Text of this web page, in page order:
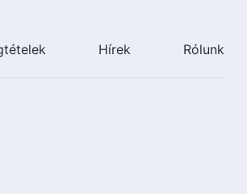
Isten napi igéi: A munka három
Hírek Rólunk